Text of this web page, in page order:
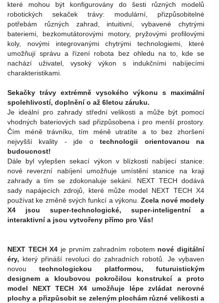
které mohou být konfigurovány do šesti různých modelů
robotických sekaček trávy: modulární, přizpůsobitelné
potřebám různých zahrad, intuitivní, vybavené chytrými
bateriemi, bezkomutátorovými motory, pryžovými profilovými
koly, novými integrovanými chytrými technologiemi, které
umožňují správu a řízení robota bez ohledu na to, kde se
nachází uživatel, vysoký výkon s indukčními nabíjecími
charakteristikami.
Sekačky trávy extrémně vysokého výkonu s maximální
spolehlivostí, doplnění o až 6letou záruku.
Je ideální pro zahrady střední velikosti a může být pomocí
vhodných bateriových sad přizpůsobena i pro menší prostory.
Čím méně trávníku, tím méně utratíte a to bez zhoršení
nejvyšší kvality - jde otechnologii orientovanou na
budoucnost!
Dále byl vylepšen sekací výkon v blízkosti nabíjecí stanice:
nové reverzní nabíjení umožňuje umístění stanice na kraji
zahrady a tím se zdokonaluje sekání. NEXT TECH dodává
sady napájecích zdrojů, které může model NEXT TECH X4
používat ke změně svých funkcí a výkonu.Zcela nové modely
X4 jsou super-technologické, super-inteligentní a
interaktivní a jsou vytvořeny přímo pro Vás!
NEXT TECH X4 je prvním zahradním robotem nové digitální
éry, který přináší revoluci do zahradních robotů. Je vybaven
novou technologickou platformou, futuruistickým
designem a kloubovou pokročilou konstrukcí a proto
model NEXT TECH X4 umožňuje lépe zvládat nerovné
plochy a přizpůsobit se zeleným plochám různé velikosti a